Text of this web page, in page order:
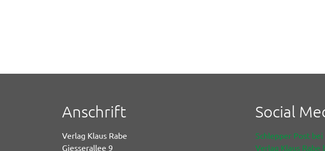
Anschrift
Verlag Klaus Rabe
Giesserallee 9
Social
Schlepper Post bei
Verlag Klaus Rabe